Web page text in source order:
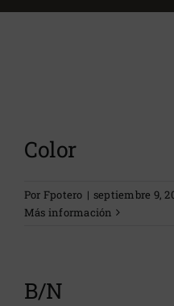
Color
Por Fpotero | septiembre 9,
Más información
B/N